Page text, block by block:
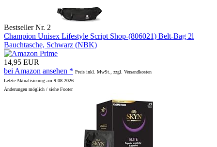
Bestseller Nr. 2
Champion Unisex Lifestyle Script Shop-(806021) Belt-Bag 2l
Bauchtasche, Schwarz (NBK)
14,95 EUR
bei Amazon ansehen * Preis inkl. MwSt., zzgl. Versandkosten
Letzte Aktualisierung am 9.08.2026
Änderungen möglich / siehe Footer